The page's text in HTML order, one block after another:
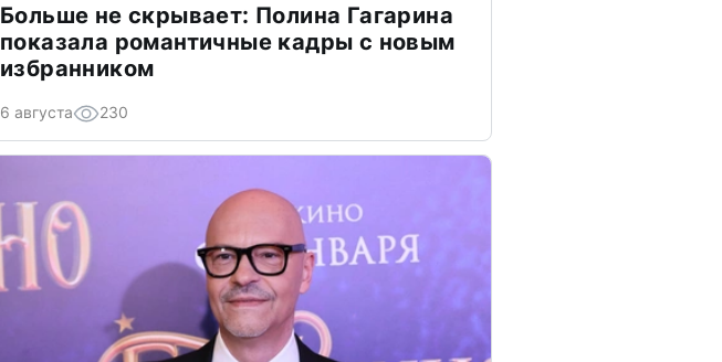
Больше не скрывает: Полина Гагарина
показала романтичные кадры с новым
избранником
6 августа 230